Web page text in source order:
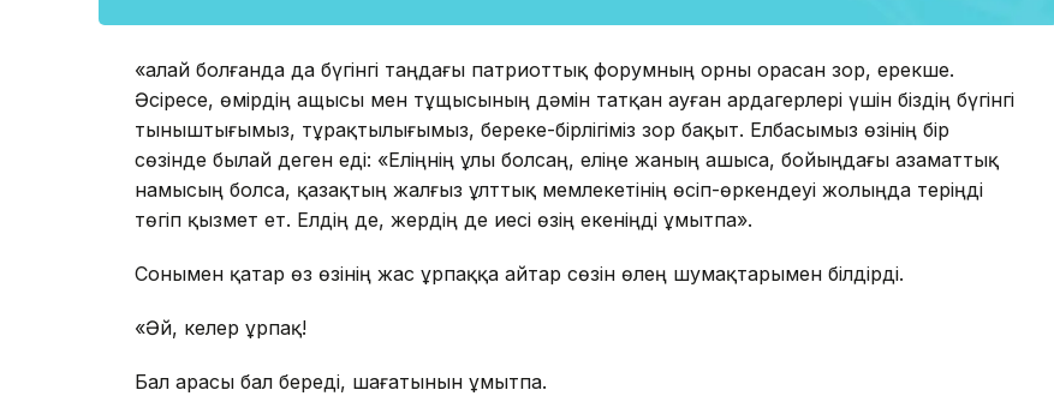
«Қалай болғанда да бүгінгі таңдағы патриоттық форумның орны орасан зор, ерекше.
Әсіресе, өмірдің ащысы мен тұщысының дәмін татқан ауған ардагерлері үшін біздің бүгінгі
тыныштығымыз, тұрақтылығымыз, береке-бірлігіміз зор бақыт. Елбасымыз өзінің бір
сөзінде былай деген еді: «Еліңнің ұлы болсаң, еліңе жаның ашыса, бойыңдағы азаматтық
намысың болса, қазақтың жалғыз ұлттық мемлекетінің өсіп-өркендеуі жолыңда теріңді
төгіп қызмет ет. Елдің де, жердің де иесі өзің екеніңді ұмытпа».
Сонымен қатар өз өзінің жас ұрпаққа айтар сөзін өлең шумақтарымен білдірді.
«Әй, келер ұрпақ!
Бал арасы бал береді, шағатынын ұмытпа.